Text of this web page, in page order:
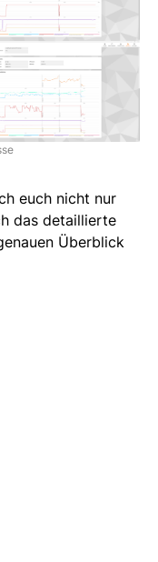
euch nicht nur
das detaillierte
Überblick